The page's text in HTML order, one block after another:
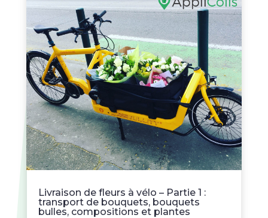
Livraison de fleurs à vélo – Partie 1 :
transport de bouquets, bouquets
bulles, compositions et plantes